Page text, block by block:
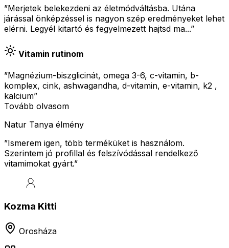
”Merjetek belekezdeni az életmódváltásba. Utána
járással önképzéssel is nagyon szép eredményeket lehet
elérni. Legyél kitartó és fegyelmezett hajtsd ma...”
Vitamin rutinom
”Magnézium-biszglicinát, omega 3-6, c-vitamin, b-
komplex, cink, ashwagandha, d-vitamin, e-vitamin, k2 ,
kalcium”
Tovább olvasom
Natur Tanya élmény
”Ismerem igen, több terméküket is használom.
Szerintem jó profillal és felszívódással rendelkező
vitamimokat gyárt.”
Kozma Kitti
Orosháza